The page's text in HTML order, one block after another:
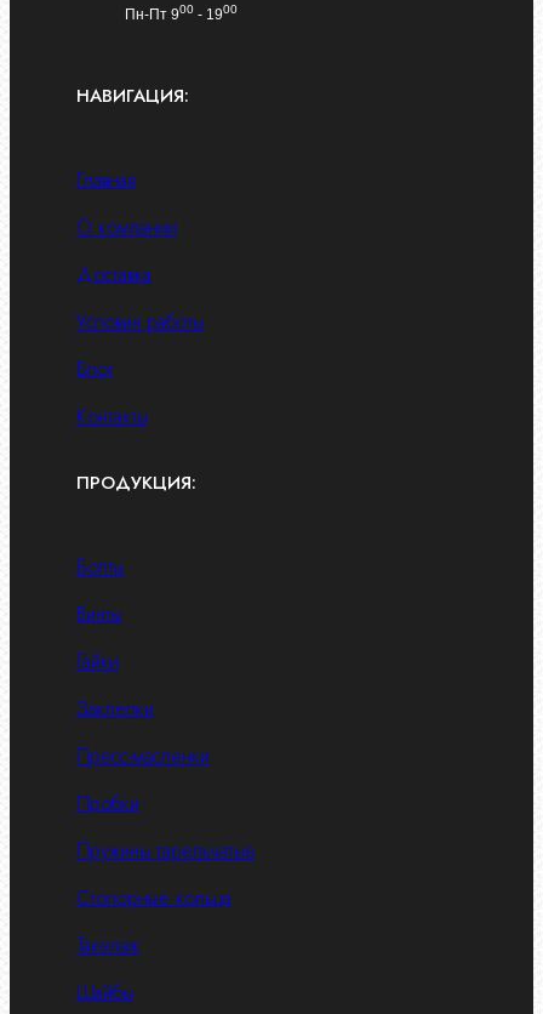
Пн-Пт 900 - 1900
НАВИГАЦИЯ:
Главная
О компании
Доставка
Условия работы
Блог
Контакты
ПРОДУКЦИЯ:
Болты
Винты
Гайки
Заклепки
Пресс-масленки
Пробки
Пружины тарельчатые
Стопорные кольца
Такелаж
Шайбы